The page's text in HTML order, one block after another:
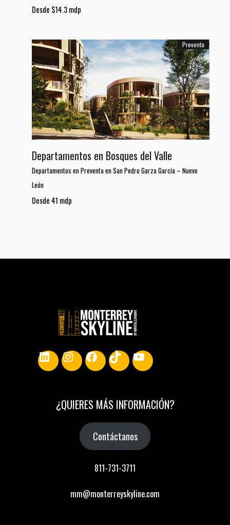
Desde $14.3 mdp
Preventa
Departamentos en Bosques del Valle
Departamentos en Preventa en San Pedro Garza García – Nuevo
León
Desde 41 mdp
LinkedInInstagram
Facebook
TikTokYouTube
¿QUIERES MÁS INFORMACIÓN?
Contáctanos
811-731-3711
mm@monterreyskyline.com